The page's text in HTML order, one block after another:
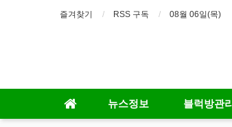
즐겨찾기 RSS 구독 08월 06일(목)
뉴스정보 블럭방관